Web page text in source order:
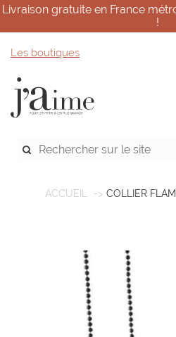
Livraison gratuite en France
!
Les boutiques
ACCUEIL COLLIER